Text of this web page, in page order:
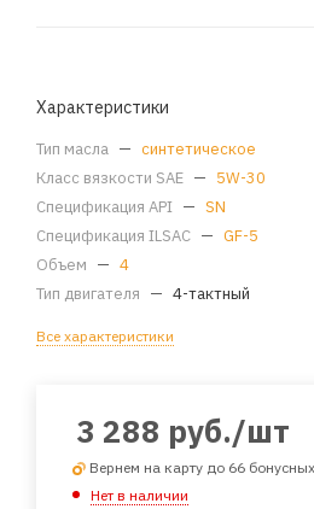
Характеристики
Тип масла — синтетическое
Класс вязкости SAE — 5W-30
Спецификация API — SN
Спецификация ILSAC — GF-5
Объем — 4
Тип двигателя — 4-тактный
Все характеристики
3 288 руб./шт
Вернем на карту до 66
Нет в наличии